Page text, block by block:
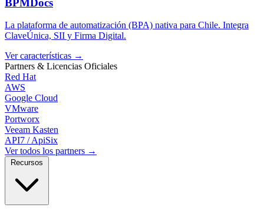
La plataforma de automatización (BPA) nativa para Chile. Integra
ClaveÚnica, SII y Firma Digital.
Ver características →
Partners & Licencias Oficiales
Red Hat
AWS
Google Cloud
VMware
Portworx
Veeam Kasten
API7 / ApiSix
Ver todos los partners →